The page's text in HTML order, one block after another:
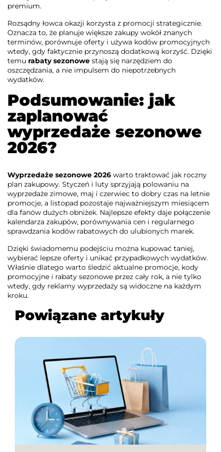
premium.
Rozsądny łowca okazji korzysta z promocji strategicznie.
Oznacza to, że planuje większe zakupy wokół znanych
terminów, porównuje oferty i używa kodów promocyjnych
wtedy, gdy faktycznie przynoszą dodatkową korzyść. Dzięki
temu rabaty sezonowe stają się narzędziem do
oszczędzania, a nie impulsem do niepotrzebnych
wydatków.
Podsumowanie: jak
zaplanować
wyprzedaże sezonowe
2026?
Wyprzedaże sezonowe 2026 warto traktować jak roczny
plan zakupowy. Styczeń i luty sprzyjają polowaniu na
wyprzedaże zimowe, maj i czerwiec to dobry czas na letnie
promocje, a listopad pozostaje najważniejszym miesiącem
dla fanów dużych obniżek. Najlepsze efekty daje połączenie
kalendarza zakupów, porównywania cen i regularnego
sprawdzania kodów rabatowych do ulubionych marek.
Dzięki świadomemu podejściu można kupować taniej,
wybierać lepsze oferty i unikać przypadkowych wydatków.
Właśnie dlatego warto śledzić aktualne promocje, kody
promocyjne i rabaty sezonowe przez cały rok, a nie tylko
wtedy, gdy reklamy wyprzedaży są widoczne na każdym
kroku.
Powiązane artykuły